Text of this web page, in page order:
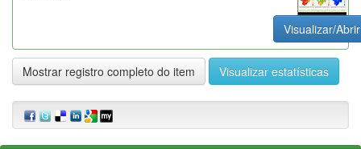
Visualizar/Abrir
Mostrar registro completo do item Visualizar estatísticas